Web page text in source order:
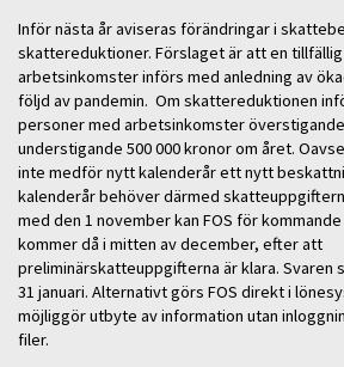
Inför nästa år aviseras förändringar i
skattereduktioner. Förslaget är att en
arbetsinkomster införs med anledning av
följd av pandemin. Om skattereduktionen
personer med arbetsinkomster
understigande 500 000 kronor om året.
inte medför nytt kalenderår ett nytt
kalenderår behöver därmed
med den 1 november kan FOS för kommande
kommer då i mitten av december, efter att
preliminärskatteuppgifterna är klara. Svaren
31 januari. Alternativt görs FOS direkt i
möjliggör utbyte av information utan
filer.